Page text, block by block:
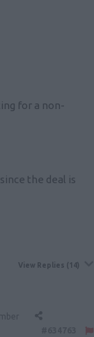
for a non-
the deal is
View Replies (14)